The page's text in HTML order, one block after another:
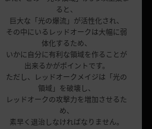
ると、
巨大な「光の爆流」が活性化され、
その中にいるレッドオークは大幅に弱
体化するため、
いかに自分に有利な領域を作ることが
出来るかがポイントです。
ただし、レッドオークメイジは「光の
領域」を破壊し、
レッドオークの攻撃力を増加させるた
め、
素早く退治しなければなりません。